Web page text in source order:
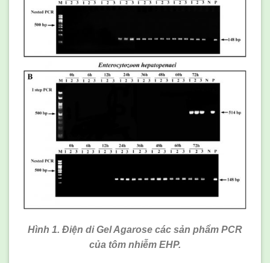
Hình 1. Điện di Gel Agarose các sản phẩm PCR
của tôm nhiễm EHP.